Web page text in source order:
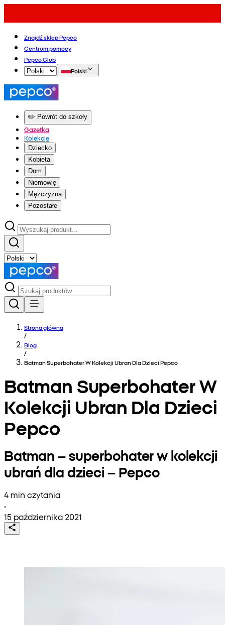
Znajdź sklep Pepco
Centrum pomocy
Pepco Club
Polski
✏️ Powrót do szkoły
Gazetka
Kolekcje
Dziecko
Kobieta
Dom
Niemowlę
Mężczyzna
Pozostałe
Strona główna
/
Blog
/
Batman Superbohater W Kolekcji Ubran Dla Dzieci Pepco
Batman Superbohater W
Kolekcji Ubran Dla Dzieci
Pepco
Batman – superbohater w kolekcji
ubrań dla dzieci – Pepco
4 min czytania
•
15 października 2021